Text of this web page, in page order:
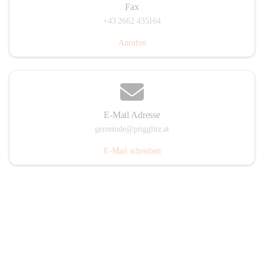
Fax
+43 2662 435164
Anrufen
E-Mail Adresse
gemeinde@prigglitz.at
E-Mail schreiben